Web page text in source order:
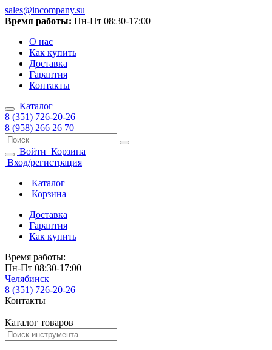
sales@incompany.su
Время работы: Пн-Пт 08:30-17:00
О нас
Как купить
Доставка
Гарантия
Контакты
Каталог
8 (351) 726-20-26
8 (958) 266 26 70
Войти Корзина
Вход/регистрация
Каталог
Корзина
Доставка
Гарантия
Как купить
Время работы:
Пн-Пт 08:30-17:00
Челябинск
8 (351) 726-20-26
Контакты
Каталог товаров